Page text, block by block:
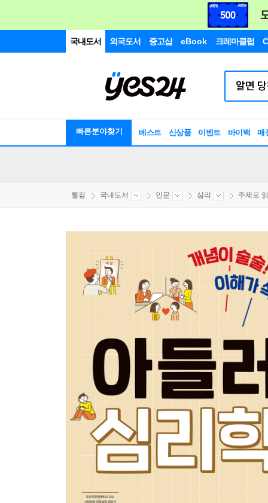
국내도서 외국도서 중고샵 eBook 크레마클럽
빠른분야찾기 베스트 신상품 이벤트 바이백 매
웰컴 국내도서 인문 심리 주제로